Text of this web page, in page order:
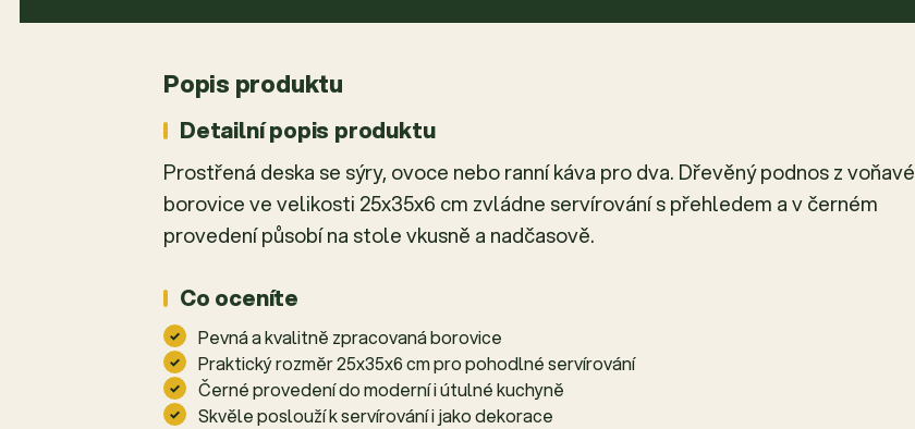
Popis produktu
Detailní popis produktu
Prostřená deska se sýry, ovoce nebo ranní káva pro dva. Dřevěný podnos z voňavé
borovice ve velikosti 25x35x6 cm zvládne servírování s přehledem a v černém
provedení působí na stole vkusně a nadčasově.
Co oceníte
Pevná a kvalitně zpracovaná borovice
Praktický rozměr 25x35x6 cm pro pohodlné servírování
Černé provedení do moderní i útulné kuchyně
Skvěle poslouží k servírování i jako dekorace